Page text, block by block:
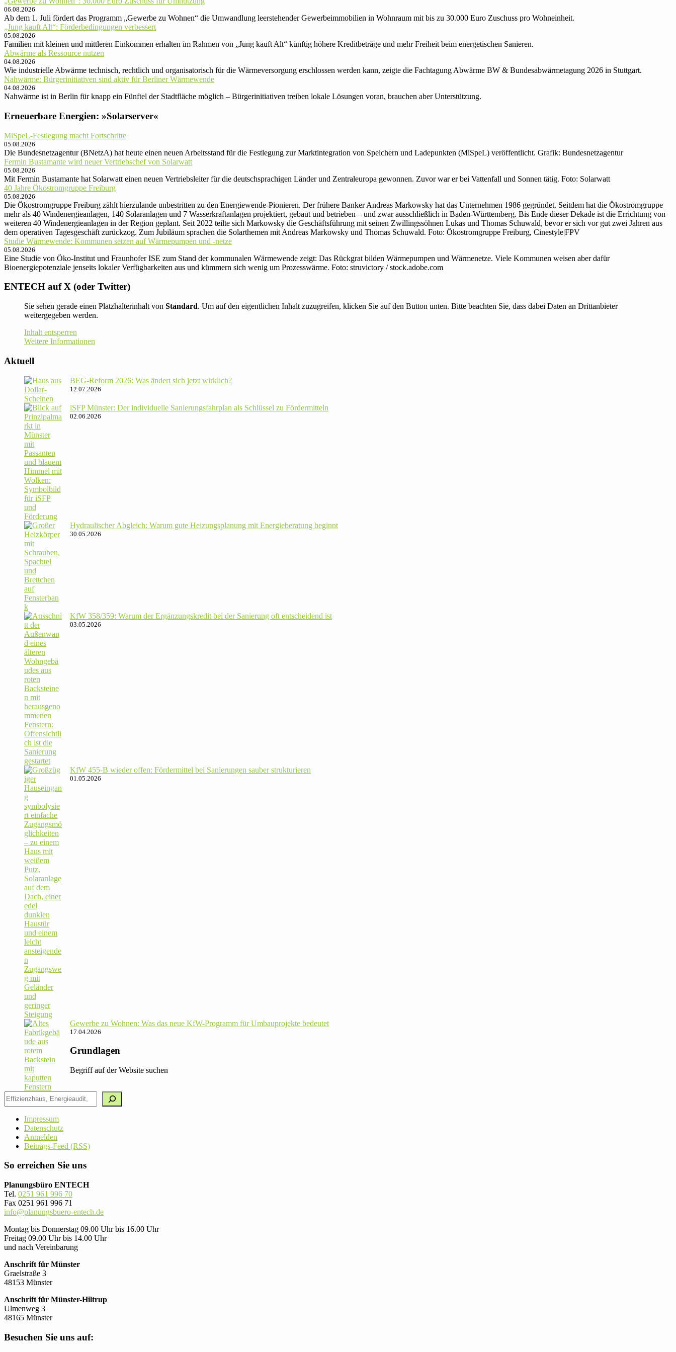
06.08.2026
Ab dem 1. Juli fördert das Programm „Gewerbe zu Wohnen“ die Umwandlung leerstehender Gewerbeimmobilien in Wohnraum mit bis zu 30.000 Euro Zuschuss pro Wohneinheit.
„Jung kauft Alt“: Förder­be­din­gun­gen ver­bessert
05.08.2026
Familien mit kleinen und mittle­ren Ein­kom­men er­hal­ten im Rah­men von „Jung kauft Alt“ künftig höhere Kredit­be­träge und mehr Frei­heit beim ener­ge­ti­schen Sanieren.
Abwärme als Ressource nutzen
04.08.2026
Wie industrielle Abwärme technisch, rechtlich und organisatorisch für die Wärmeversorgung erschlossen werden kann, zeigte die Fachtagung Abwärme BW & Bundesabwärmetagung 2026 in Stuttgart.
Nahwärme: Bürger­ini­tia­ti­ven sind aktiv für Ber­li­ner Wärmewende
04.08.2026
Nahwärme ist in Berlin für knapp ein Fünftel der Stadt­fläche mög­lich – Bürger­ini­tia­ti­ven trei­ben lokale Lösun­gen voran, brau­chen aber Unter­stützung.
Erneuerbare Energien: »Solarserver«
MiSpeL-Festlegung macht Fortschritte
05.08.2026
Die Bundesnetzagentur (BNetzA) hat heute einen neuen Arbeitsstand für die Festlegung zur Marktintegration von Speichern und Ladepunkten (MiSpeL) veröffentlicht. Grafik: Bundesnetzagentur
Fermin Bustamante wird neuer Vertriebschef von Solarwatt
05.08.2026
Mit Fermin Bustamante hat Solarwatt einen neuen Vertriebsleiter für die deutschsprachigen Länder und Zentraleuropa gewonnen. Zuvor war er bei Vattenfall und Sonnen tätig. Foto: Solarwatt
40 Jahre Ökostromgruppe Freiburg
05.08.2026
Die Ökostromgruppe Freiburg zählt hierzulande unbestritten zu den Energiewende-Pionieren. Der frühere Banker Andreas Markowsky hat das Unternehmen 1986 gegründet. Seitdem hat die Ökostromgruppe
mehr als 40 Windenergieanlagen, 140 Solaranlagen und 7 Wasserkraftanlagen projektiert, gebaut und betrieben – und zwar ausschließlich in Baden-Württemberg. Bis Ende dieser Dekade ist die Errichtung von
weiteren 40 Windenergieanlagen in der Region geplant. Seit 2022 teilte sich Markowsky die Geschäftsführung mit seinen Zwillingssöhnen Lukas und Thomas Schuwald, bevor er sich vor gut zwei Jahren aus
dem operativen Tagesgeschäft zurückzog. Zum Jubiläum sprachen die Solarthemen mit Andreas Markowsky und Thomas Schuwald. Foto: Ökostromgruppe Freiburg, Cinestyle|FPV
Studie Wärmewende: Kommunen setzen auf Wärmepumpen und -netze
05.08.2026
Eine Studie von Öko-Institut und Fraunhofer ISE zum Stand der kommunalen Wärmewende zeigt: Das Rückgrat bilden Wärmepumpen und Wärmenetze. Viele Kommunen weisen aber dafür
Bioenergiepotenziale jenseits lokaler Verfügbarkeiten aus und kümmern sich wenig um Prozesswärme. Foto: struvictory / stock.adobe.com
ENTECH auf X (oder Twitter)
Sie sehen gerade einen Platzhalterinhalt von Standard. Um auf den eigentlichen Inhalt zuzugreifen, klicken Sie auf den Button unten. Bitte beachten Sie, dass dabei Daten an Drittanbieter
weitergegeben werden.
Inhalt entsperren
Weitere Informationen
Aktuell
BEG-Reform 2026: Was ändert sich jetzt wirklich?
12.07.2026
iSFP Münster: Der indi­vi­du­elle Sanie­rungs­fahr­plan als Schlüssel zu Fördermitteln
02.06.2026
Hydrau­li­scher Abgleich: Warum gute Hei­zungs­pla­nung mit Energie­beratung beginnt
30.05.2026
KfW 358/​359: Warum der Ergän­zungs­kredit bei der Sanie­rung oft ent­schei­dend ist
03.05.2026
KfW 455‑B wieder offen: För­der­mittel bei Sanie­rungen sauber strukturieren
01.05.2026
Gewerbe zu Wohnen: Was das neue KfW-Pro­gramm für Umbau­pro­jekte bedeutet
17.04.2026
Grundlagen
Begriff auf der Website suchen
Impressum
Datenschutz
Anmelden
Beitrags-Feed (RSS)
So erreichen Sie uns
Planungsbüro ENTECH
Tel. 0251 961 996 70
Fax 0251 961 996 71
info@planungsbuero-entech.de
Montag bis Donnerstag 09.00 Uhr bis 16.00 Uhr
Freitag 09.00 Uhr bis 14.00 Uhr
und nach Vereinbarung
Anschrift für Münster
Graelstraße 3
48153 Münster
Anschrift für Münster-Hiltrup
Ulmenweg 3
48165 Münster
Besuchen Sie uns auf: